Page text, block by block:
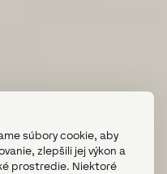
súbory cookie, aby
zlepšili jej výkon a
prostredie. Niektoré